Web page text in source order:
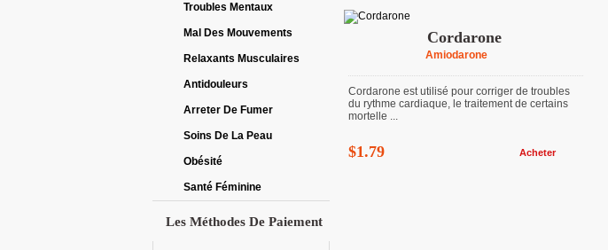
Troubles Mentaux
Mal Des Mouvements
Relaxants Musculaires
Antidouleurs
Arreter De Fumer
Soins De La Peau
Obésité
Santé Féminine
Les Méthodes De Paiement
Cordarone
Amiodarone
Cordarone est utilisé pour corriger de troubles
du rythme cardiaque, le traitement de certains
mortelle ...
$1.79 Acheter